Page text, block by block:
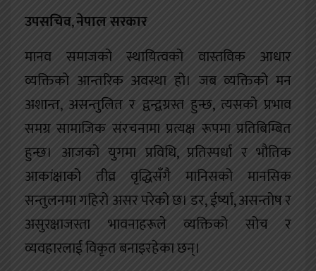
उपसचिव,नेपाल सरकार
मानव समाजको स्थायित्वको वास्तविक आधार
व्यक्तिको आन्तरिक अवस्था हो। जब व्यक्तिको मन
अशान्त, असन्तुलित र द्वन्द्वग्रस्त हुन्छ, त्यसको प्रभाव
समग्र सामाजिक संरचनामा प्रत्यक्ष रूपमा प्रतिबिम्बित
हुन्छ। आजको युगमा प्रविधि, प्रतिस्पर्धा र भौतिक
आकांक्षाको तीव्र वृद्धिसँगै मानिसको मानसिक
सन्तुलनमा गहिरो असर परेको छ। डर, ईर्ष्या, असन्तोष र
असुरक्षाजस्ता भावनाहरूले व्यक्तिको सोच र
व्यवहारलाई विकृत बनाइरहेका छन्।